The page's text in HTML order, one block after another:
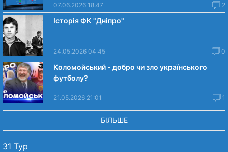
07.06.2026 18:47 2
Історія ФК "Дніпро"
24.05.2026 04:45 0
Коломойський - добро чи зло українського
футболу?
21.05.2026 21:01 1
БІЛЬШЕ
31 Тур